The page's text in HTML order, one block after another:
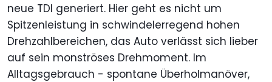
neue TDI generiert. Hier geht es nicht um
Spitzenleistung in schwindelerregend hohen
Drehzahlbereichen, das Auto verlässt sich lieber
auf sein monströses Drehmoment. Im
Alltagsgebrauch - spontane Überholmanöver,